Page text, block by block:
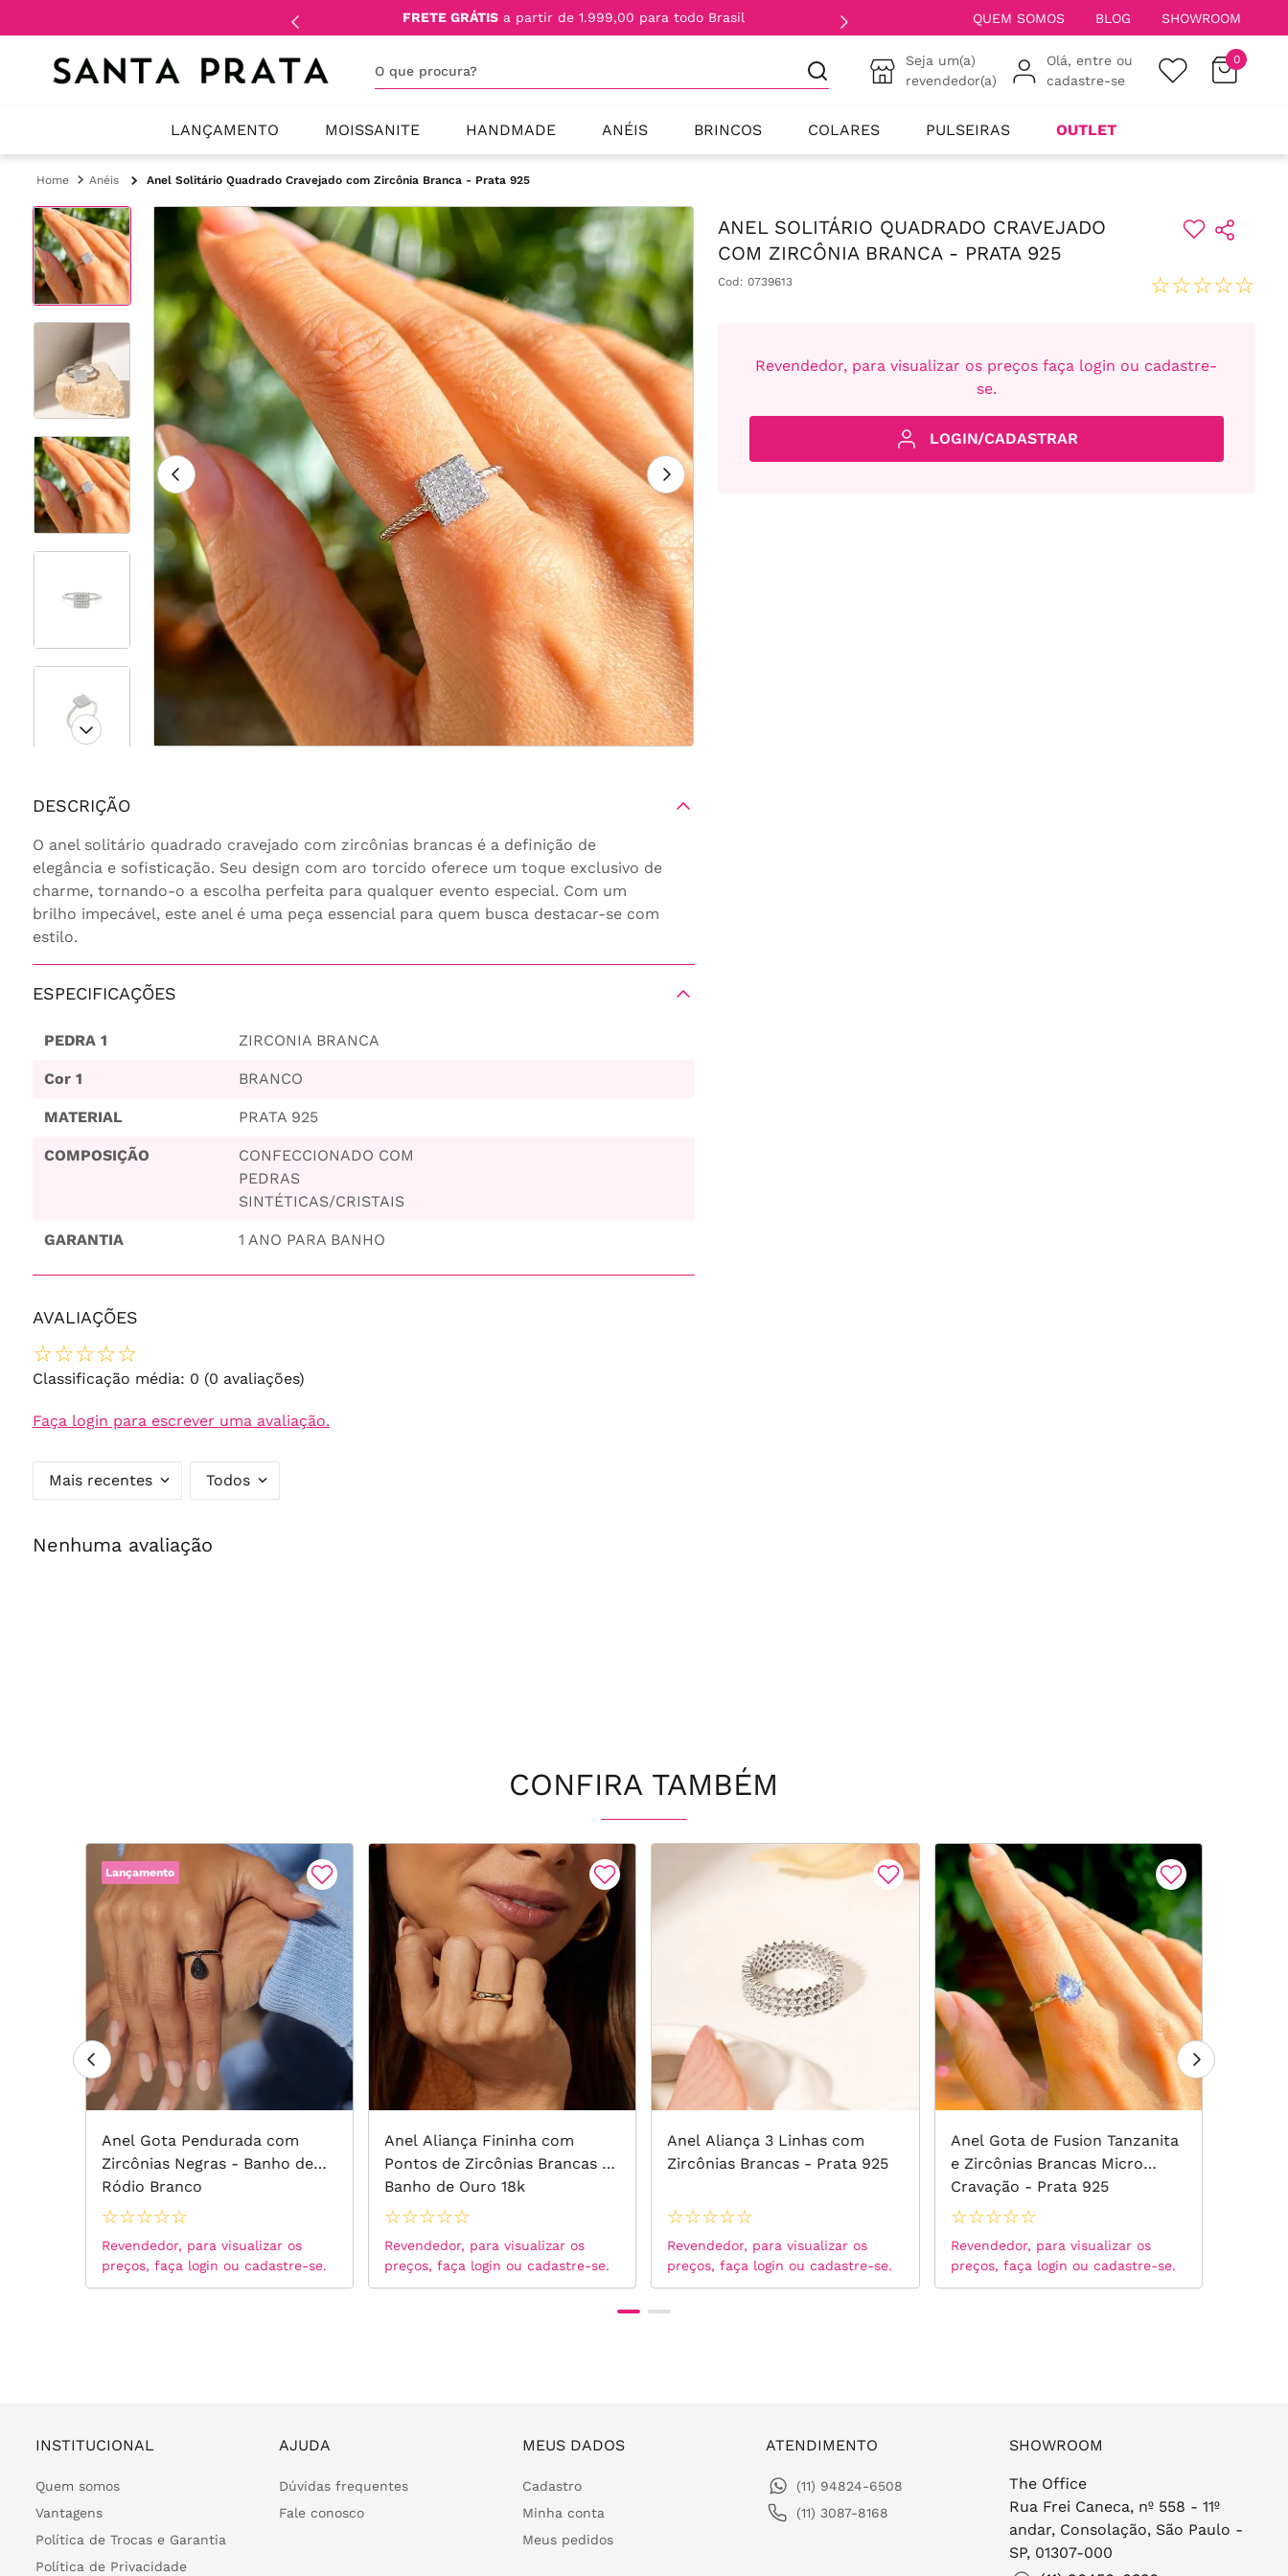
FRETE GRÁTIS a partir de 1.999,00 para todo Brasil QUEM SOMOS BLOG SHOWROOM
Seja um(a)
revendedor(a)
Olá, entre ou
cadastre-se
0
LANÇAMENTO MOISSANITE HANDMADE ANÉIS BRINCOS COLARES PULSEIRAS OUTLET
Anéis Anel Solitário Quadrado Cravejado com Zircônia Branca - Prata 925
DESCRIÇÃO
O anel solitário quadrado cravejado com zircônias brancas é a definição de
elegância e sofisticação. Seu design com aro torcido oferece um toque exclusivo de
charme, tornando-o a escolha perfeita para qualquer evento especial. Com um
brilho impecável, este anel é uma peça essencial para quem busca destacar-se com
estilo.
ESPECIFICAÇÕES
PEDRA 1 ZIRCONIA BRANCA
Cor 1 BRANCO
MATERIAL PRATA 925
COMPOSIÇÃO
CONFECCIONADO COM
PEDRAS
SINTÉTICAS/CRISTAIS
GARANTIA 1 ANO PARA BANHO
AVALIAÇÕES
☆☆☆☆☆
Classificação média: 0 (0 avaliações)
Faça login para escrever uma avaliação.
Mais recentes Todos
Nenhuma avaliação
ANEL SOLITÁRIO QUADRADO CRAVEJADO
COM ZIRCÔNIA BRANCA - PRATA 925
Cod: 0739613 ☆☆☆☆☆
Revendedor, para visualizar os preços faça login ou cadastre-
se.
LOGIN/CADASTRAR
CONFIRA TAMBÉM
Lançamento
Anel Gota Pendurada com
Zircônias Negras - Banho de
Ródio Branco
☆☆☆☆☆
Revendedor, para visualizar os
preços, faça login ou cadastre-se.
Anel Aliança Fininha com
Pontos de Zircônias Brancas -
Banho de Ouro 18k
☆☆☆☆☆
Revendedor, para visualizar os
preços, faça login ou cadastre-se.
Anel Aliança 3 Linhas com
Zircônias Brancas - Prata 925
☆☆☆☆☆
Revendedor, para visualizar os
preços, faça login ou cadastre-se.
Anel Gota de Fusion Tanzanita
e Zircônias Brancas Micro
Cravação - Prata 925
☆☆☆☆☆
Revendedor, para visualizar os
preços, faça login ou cadastre-se.
INSTITUCIONAL
Quem somos
Vantagens
Política de Trocas e Garantia
Política de Privacidade
AJUDA
Dúvidas frequentes
Fale conosco
MEUS DADOS
Cadastro
Minha conta
Meus pedidos
ATENDIMENTO
(11) 94824-6508
(11) 3087-8168
SHOWROOM
The Office
Rua Frei Caneca, nº 558 - 11º
andar, Consolação, São Paulo -
SP, 01307-000